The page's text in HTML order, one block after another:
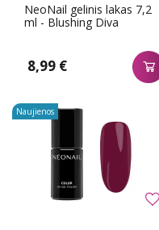
NeoNail gelinis lakas 7,2
ml - Blushing Diva
8,99 €
Naujienos